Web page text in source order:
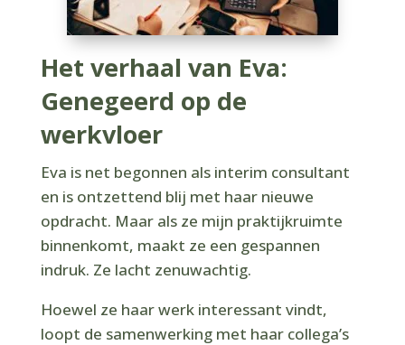
Het verhaal van Eva:
Genegeerd op de
werkvloer
Eva is net begonnen als interim consultant
en is ontzettend blij met haar nieuwe
opdracht. Maar als ze mijn praktijkruimte
binnenkomt, maakt ze een gespannen
indruk. Ze lacht zenuwachtig.
Hoewel ze haar werk interessant vindt,
loopt de samenwerking met haar collega’s